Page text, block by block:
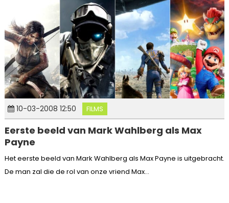
10-03-2008 12:50 FILMS
Eerste beeld van Mark Wahlberg als Max
Payne
Het eerste beeld van Mark Wahlberg als Max Payne is uitgebracht.
De man zal die de rol van onze vriend Max...